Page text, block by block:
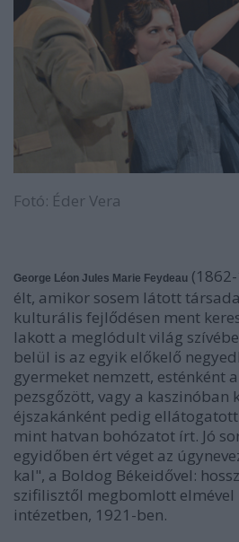
Fotó: Éder Vera
George Léon Jules Marie Feydeau
élt, amikor sosem látott
kulturális fejlődésen ment
lakott a meglódult világ
belül is az egyik előkelő
gyermeket nemzett, esténként
pezsgőzött, vagy a kaszinóban
éjszakánként pedig
mint hatvan bohózatot írt. Jó
egyidőben ért véget az
kal", a Boldog Békeidővel:
szifilisztől megbomlott elmével
intézetben, 1921-ben.